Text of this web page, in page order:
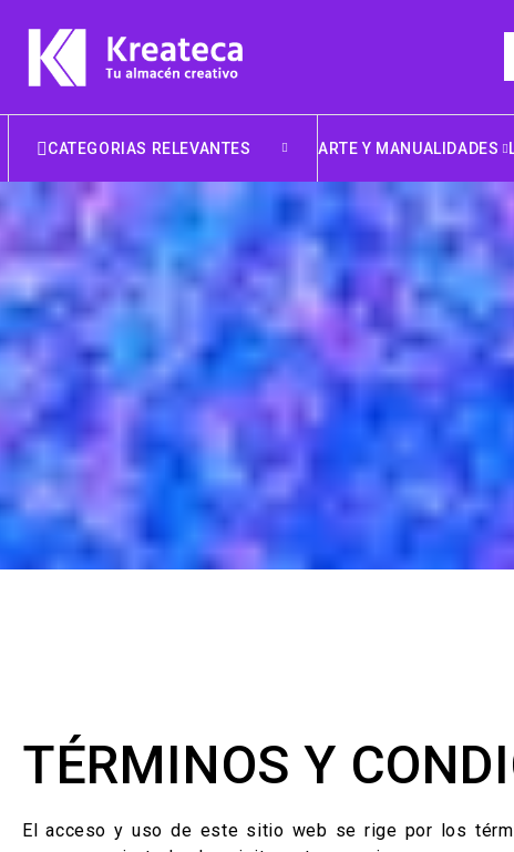
CATEGORIAS RELEVANTES ARTE Y MANUALIDADES
TÉRMINOS Y
El acceso y uso de este sitio web se rige por los